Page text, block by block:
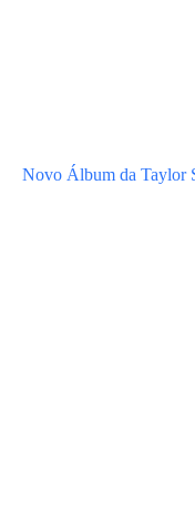
Novo Álbum da Taylor